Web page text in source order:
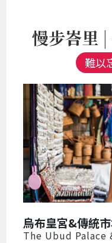
慢步峇里
難以
烏布皇宮&傳統
The Ubud Palace